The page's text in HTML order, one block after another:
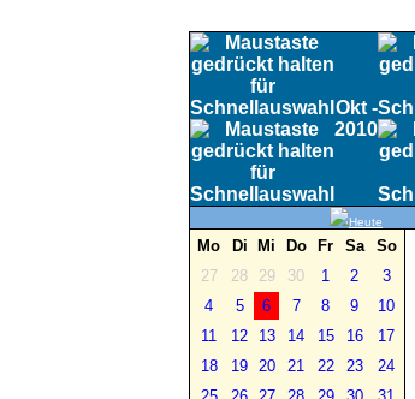
Okt -
2010
Heute
Mo Di Mi Do Fr Sa
So
27
28 29 30 1 2
3
4
5 6 7 8 9
10
11
12 13 14 15 16
17
18
19 20 21 22 23
24